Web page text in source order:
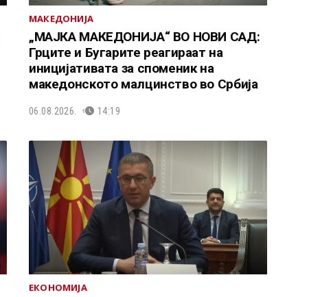
МАКЕДОНИЈА
„МАЈКА МАКЕДОНИЈА“ ВО НОВИ САД:
Грците и Бугарите реагираат на
иницијативата за споменик на
македонското малцинство во Србија
06.08.2026. 14:19
ЕКОНОМИЈА